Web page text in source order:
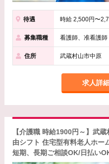
待遇 時給 2,500円〜
募集職種 看護師、准看護師
住所 武蔵村山市中原
求人詳
【介護職 時給1900円～】武
由シフト 住宅型有料老人ホー
短期、長期ご相談OK/日払い